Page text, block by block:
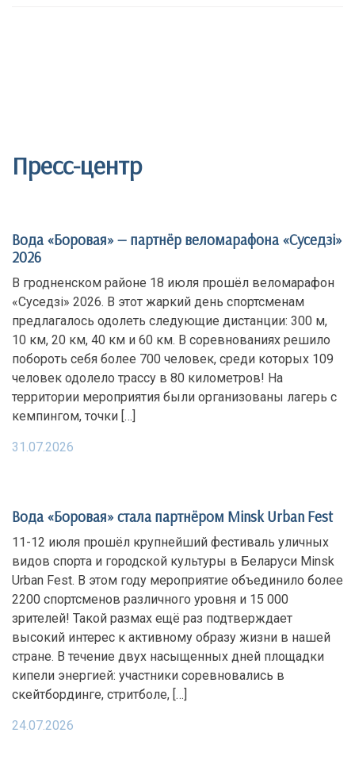
Пресс-центр
Вода «Боровая» — партнёр веломарафона «Суседзi»
2026
В гродненском районе 18 июля прошёл веломарафон
«Суседзi» 2026. В этот жаркий день спортсменам
предлагалось одолеть следующие дистанции: 300 м,
10 км, 20 км, 40 км и 60 км. В соревнованиях решило
побороть себя более 700 человек, среди которых 109
человек одолело трассу в 80 километров! На
территории мероприятия были организованы лагерь с
кемпингом, точки […]
31.07.2026
Вода «Боровая» стала партнёром Minsk Urban Fest
11-12 июля прошёл крупнейший фестиваль уличных
видов спорта и городской культуры в Беларуси Minsk
Urban Fest. В этом году мероприятие объединило более
2200 спортсменов различного уровня и 15 000
зрителей! Такой размах ещё раз подтверждает
высокий интерес к активному образу жизни в нашей
стране. В течение двух насыщенных дней площадки
кипели энергией: участники соревновались в
скейтбординге, стритболе, […]
24.07.2026